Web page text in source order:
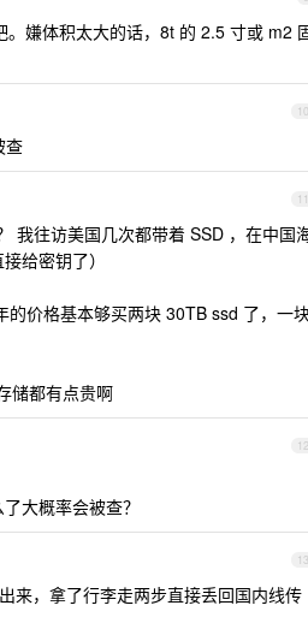
嫌体积太大的话，8t 的 2.5 寸或 m2
10
查
11
我往访美国几次都带着 SSD ，在中国
给密钥了）
价格基本够买两块 30TB ssd 了，一
储都有点贵啊
12
大概率会被查？
13
来，拿了行李走两步直接丢回国内线传